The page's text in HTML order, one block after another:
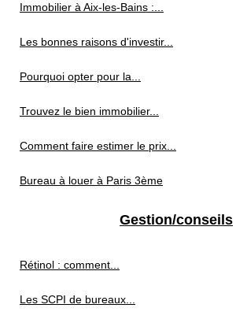
Immobilier à Aix-les-Bains :...
Les bonnes raisons d'investir...
Pourquoi opter pour la...
Trouvez le bien immobilier...
Comment faire estimer le prix...
Bureau à louer à Paris 3ème
Gestion/conseils
Rétinol : comment...
Les SCPI de bureaux...